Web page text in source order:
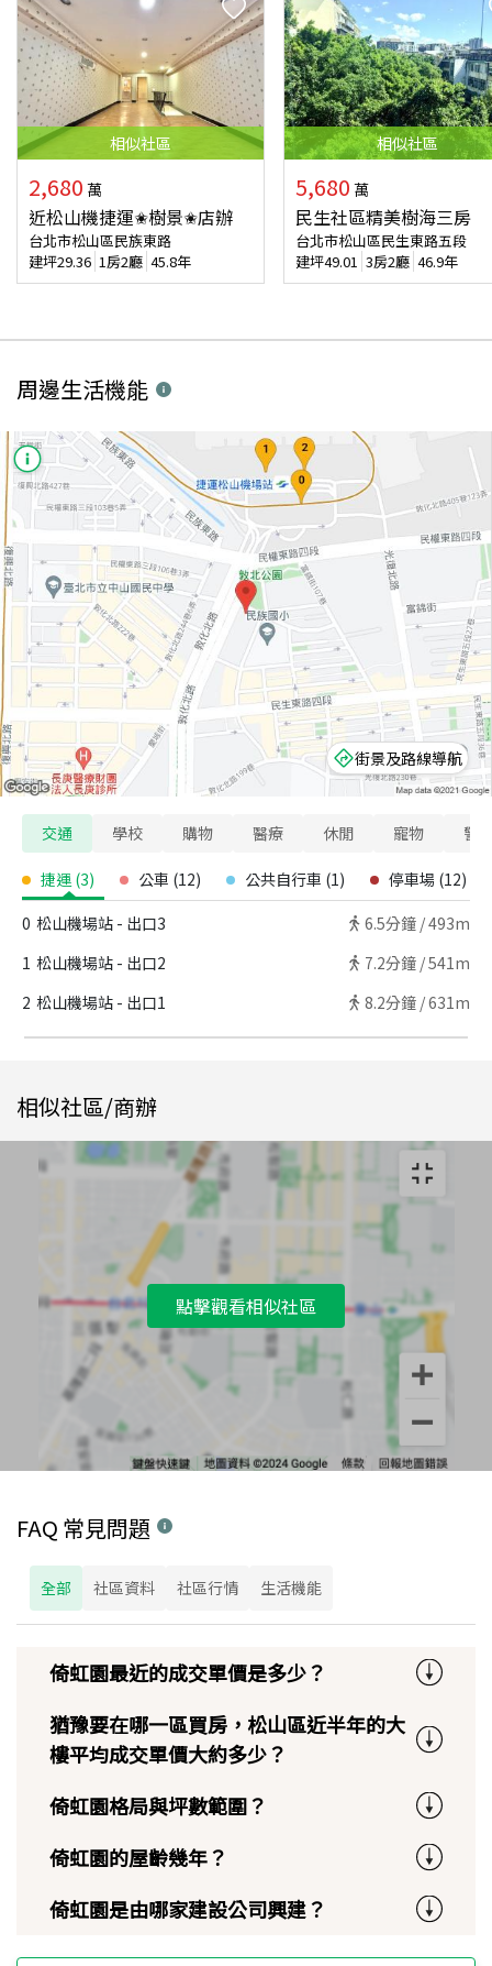
相似社區
2,680 萬
近松山機捷運✬樹景✬店辦
台北市松山區民族東路
建坪29.36 1房2廳 45.8年
相似社區
5,680 萬
民生社區精美樹海三房
台北市松山區民生東路五段
建坪49.01 3房2廳 46.9年
周邊生活機能
街景及路線導航
交通 學校 購物 醫療 休閒 寵物 警
捷運 (3) 公車 (12) 公共自行車 (1) 停車場 (12)
0 松山機場站 - 出口3 6.5分鐘 /493m
1 松山機場站 - 出口2 7.2分鐘 /541m
2 松山機場站 - 出口1 8.2分鐘 /631m
相似社區/商辦
點擊觀看相似社區
FAQ 常見問題
全部 社區資料 社區行情 生活機能
倚虹園最近的成交單價是多少？
猶豫要在哪一區買房，松山區近半年的大
樓平均成交單價大約多少？
倚虹園格局與坪數範圍？
倚虹園的屋齡幾年？
倚虹園是由哪家建設公司興建？